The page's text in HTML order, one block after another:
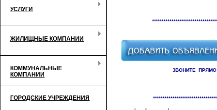
УСЛУГИ
ЖИЛИЩНЫЕ КОМПАНИИ
КОММУНАЛЬНЫЕ
КОМПАНИИ
ГОРОДСКИЕ УЧРЕЖДЕНИЯ
ЗВОНИТЕ